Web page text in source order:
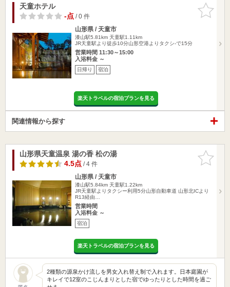
お気に入
りに追加
天童ホテル
-点/ 0 件
山形県 / 天童市
漆山駅5.81km 天童駅1.11km
JR天童駅より徒歩10分山形空港よりタクシ-で15分
営業時間 11:30～15:00
入浴料金 ～
日帰り 宿泊
楽天トラベルの宿泊プランを見る
関連情報から探す
お気に入
りに追加
山形県天童温泉 湯の香 松の湯
4.5点/ 4 件
山形県 / 天童市
漆山駅5.84km 天童駅1.22km
JR天童駅よりタクシー利用5分山形自動車道 山形北ICより
R13経由…
営業時間
入浴料金 ～
宿泊
楽天トラベルの宿泊プランを見る
2種類の源泉かけ流しを男女入れ替え制で入れます。日本庭園が
キレイで12室のこじんまりとした宿でゆったりとした時間を過ご